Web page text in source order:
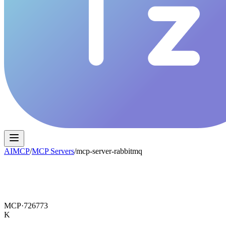
AIMCP/MCP Servers/mcp-server-rabbitmq
MCP·726773
K